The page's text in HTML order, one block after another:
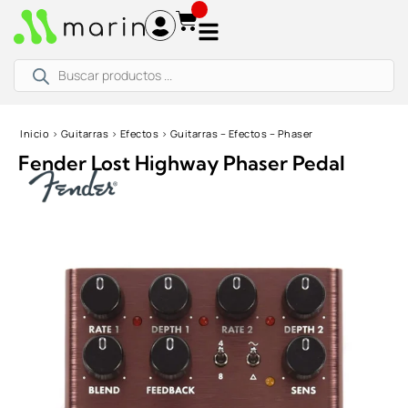
productos
Inicio › Guitarras › Efectos › Guitarras – Efectos – Phaser
Fender Lost Highway Phaser Pedal